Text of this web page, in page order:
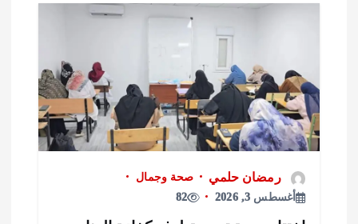
رمضان حلمي
صحة وجمال
أغسطس 3, 2026
82